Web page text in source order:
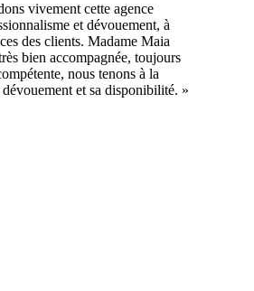
vivement cette agence
et dévouement, à
des clients. Madame Maia
bien accompagnée, toujours
nous tenons à la
et sa disponibilité. »